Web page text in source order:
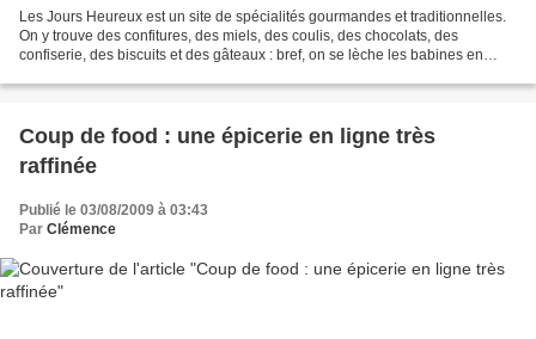
Les Jours Heureux est un site de spécialités gourmandes et traditionnelles.
On y trouve des confitures, des miels, des coulis, des chocolats, des
confiserie, des biscuits et des gâteaux : bref, on se lèche les babines en
Coup de food : une épicerie en ligne très
raffinée
Publié le 03/08/2009 à 03:43
Par Clémence